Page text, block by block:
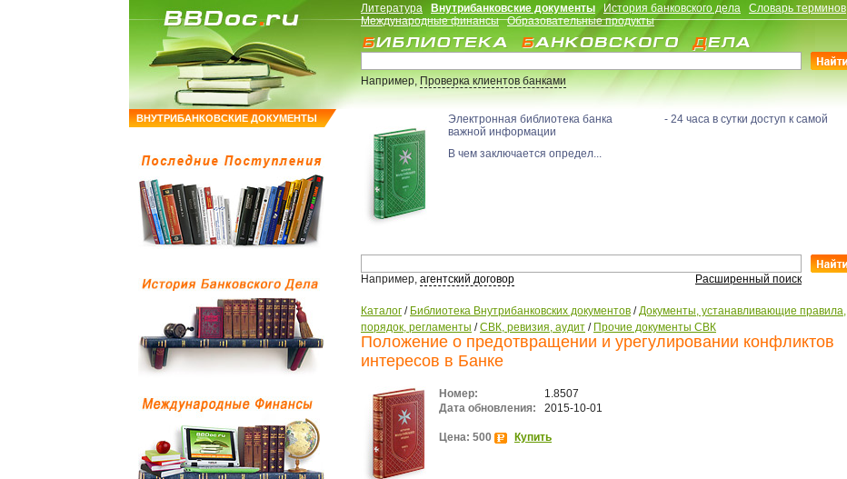
ВНУТРИБАНКОВСКИЕ ДОКУМЕНТЫ
Литература Внутрибанковские документы История банковского дела
Словарь терминов
Международные финансы
Образовательные продукты
Например,Проверка клиентов банками
Электронная библиотека банка - 24 часа в сутки доступ к самой
важной информации
В чем заключается определ...
Например, агентский договор Расширенный поиск
Каталог / Библиотека Внутрибанковских документов /Документы, устанавливающие правила,
порядок, регламенты /СВК, ревизия, аудит / Прочие документы СВК
Положение о предотвращении и урегулировании конфликтов
интересов в Банке
Номер:
1.8507
Дата обновления:
2015-10-01
Цена: 500 Купить